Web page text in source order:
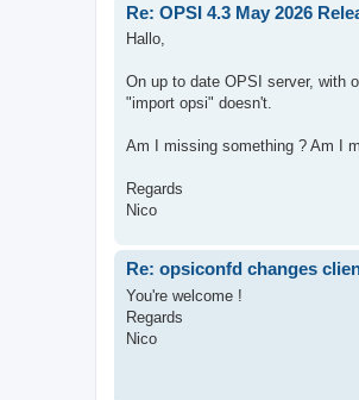
Re: OPSI 4.3 May 2026
Hallo,
On up to date OPSI server, with
"import opsi" doesn't.
Am I missing something ? Am I
Regards
Nico
Re: opsiconfd changes
You're welcome !
Regards
Nico